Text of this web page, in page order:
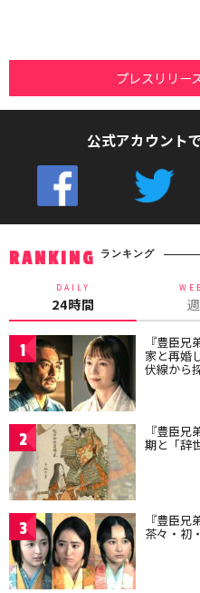
プレスリリー
公式アカウント
RANKING ランキング
DAILY
24時間
1 『豊臣
家と再婚
伏線から
2 『豊臣
期と「辞
3 『豊臣兄
茶々・初